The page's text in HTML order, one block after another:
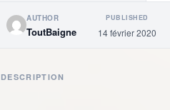
AUTHOR
ToutBaigne
PUBLISHED
14 février 2020
DESCRIPTION